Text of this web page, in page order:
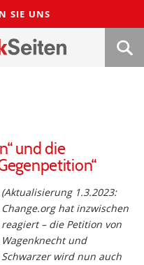
SIE UNS
und die
(Aktualisierung 1.3.2023:
Change.org hat inzwischen
reagiert – die Petition von
Wagenknecht und
Schwarzer wird nun auch